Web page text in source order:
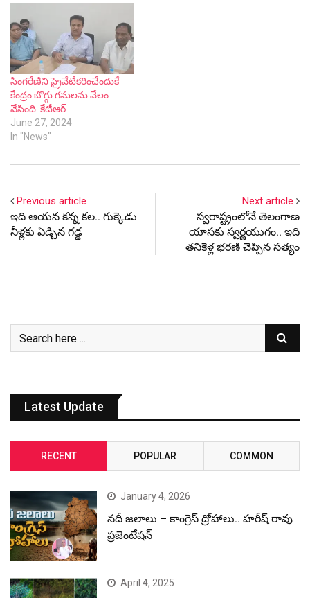
సింగరేణిని ప్రైవేటీకరించేందుకే
కేంద్రం బొగ్గు గనులను వేలం
వేసింది: కేటీఆర్
June 27, 2024
In "News"
Previous article
ఇది ఆయన కన్న కల.. గుక్కెడు
నీళ్లకు ఏడ్చిన గడ్డ
Next article
స్వ‌రాష్ట్రంలోనే తెలంగాణ
యాస‌కు స్వ‌ర్ణ‌యుగం.. ఇది
త‌నికెళ్ల భ‌ర‌ణి చెప్పిన స‌త్యం
Latest Update
RECENT POPULAR COMMON
January 4, 2026
నదీ జలాలు – కాంగ్రెస్ ద్రోహాలు.. హరీష్ రావు
ప్రజెంటేషన్
April 4, 2025